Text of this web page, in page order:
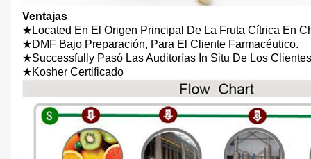
Ventajas
★Located En El Origen Principal De La Fruta Cítrica En
★DMF Bajo Preparación, Para El Cliente Farmacéutico.
★Successfully Pasó Las Auditorías In Situ De Los
★Kosher Certificado